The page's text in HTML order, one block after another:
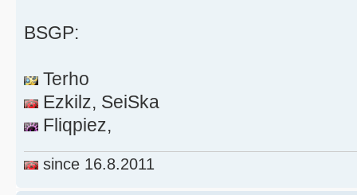
BSGP:
Terho
Ezkilz, SeiSka
Fliqpiez,
since 16.8.2011